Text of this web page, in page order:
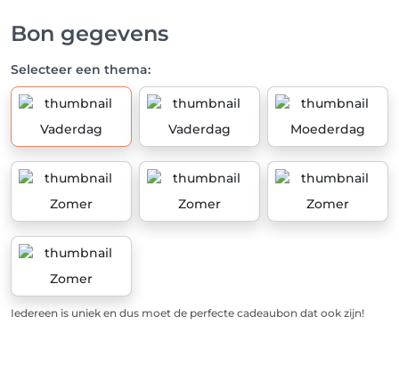
Bon gegevens
Selecteer een thema:
Vaderdag Vaderdag Moederdag
Zomer Zomer Zomer
Zomer
Iedereen is uniek en dus moet de perfecte cadeaubon dat ook zijn!